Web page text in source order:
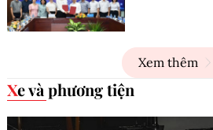
Xem thêm
Xe và phương tiện